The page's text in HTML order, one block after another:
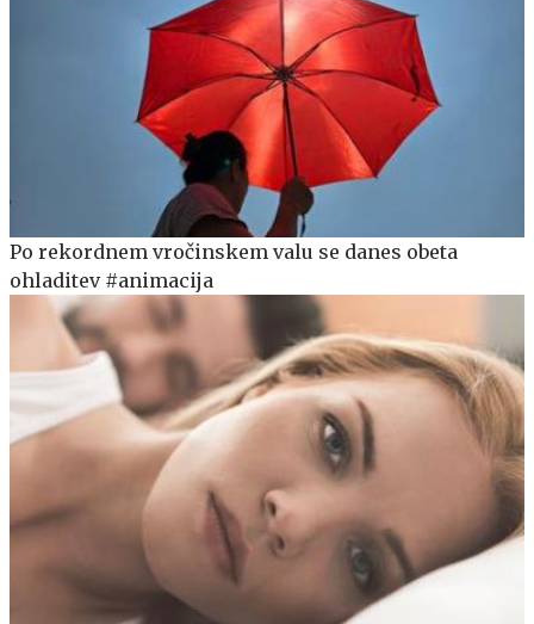
Po rekordnem vročinskem valu se danes obeta
ohladitev #animacija